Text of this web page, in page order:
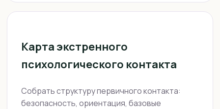
Карта экстренного
психологического контакта
Собрать структуру первичного контакта:
безопасность, ориентация, базовые